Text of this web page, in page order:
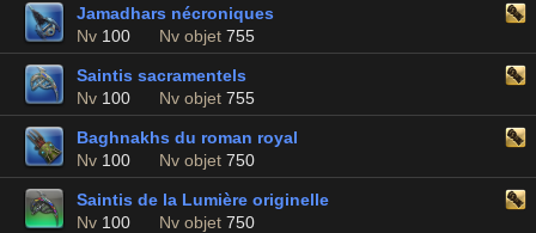
Jamadhars nécroniques
Nv 100 Nv objet 755
Saintis sacramentels
Nv 100 Nv objet 755
Baghnakhs du roman royal
Nv 100 Nv objet 750
Saintis de la Lumière originelle
Nv 100 Nv objet 750